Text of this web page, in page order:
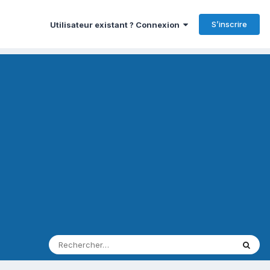
Utilisateur existant ? Connexion S’inscrire